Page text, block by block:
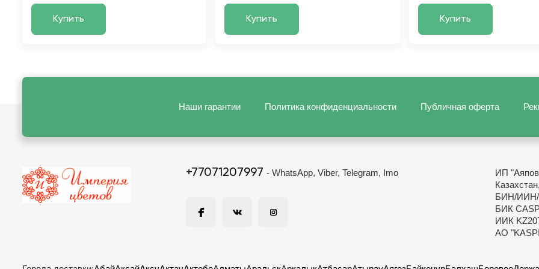
Купить Купить Купить
Наши гарантии Политика конфиденциальности Публичная оферта
+77071207997 - WhatsApp, Viber, Telegram, Imo
ИП
Казахстан,
БИН/ИИН/
БИК
ИИК
АО